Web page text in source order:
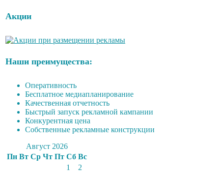
Акции
Наши преимущества:
Оперативность
Бесплатное медиапланирование
Качественная отчетность
Быстрый запуск рекламной кампании
Конкурентная цена
Собственные рекламные конструкции
Август 2026
Пн Вт Ср Чт Пт Сб Вс
1
2